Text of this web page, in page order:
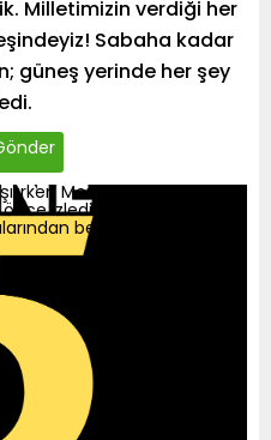
Milletimizin verdiği her
Sabaha kadar
güneş yerinde her şey